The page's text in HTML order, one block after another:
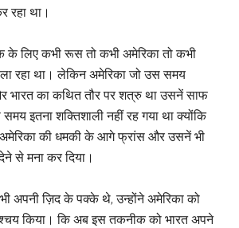
रहा था।
के लिए कभी रूस तो कभी अमेरिका तो कभी
रहा था। लेकिन अमेरिका जो उस समय
भारत का कथित तौर पर शत्रु था उसनें साफ
इतना शक्तिशाली नहीं रह गया था क्योंकि
अमेरिका की धमकी के आगे फ्रांस और उसनें भी
से मना कर दिया।
अपनी ज़िद के पक्के थे, उन्होंने अमेरिका को
किया। कि अब इस तकनीक को भारत अपने